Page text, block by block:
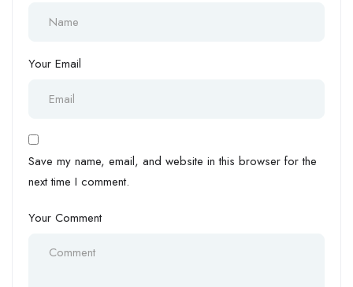
Your Email
Save my name, email, and website in this browser for the
next time I comment.
Your Comment